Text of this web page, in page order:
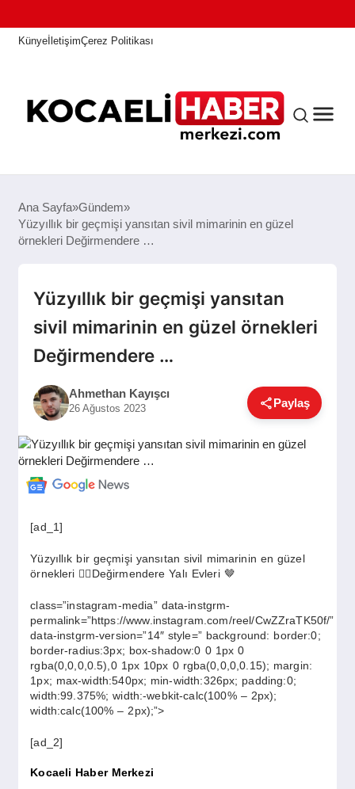
KünyeİletişimÇerez Politikası
ANASAYFA
EĞITIM
DÜNYA
SAĞLIK
SPOR
YAŞAM
Ana Sayfa Gündem
Yüzyıllık bir geçmişi yansıtan sivil mimarinin en güzel
örnekleri Değirmendere …
Yüzyıllık bir geçmişi yansıtan
sivil mimarinin en güzel örnekleri
Değirmendere …
Ahmethan Kayışcı
26 Ağustos 2023 Paylaş
[ad_1]
Yüzyıllık bir geçmişi yansıtan sivil mimarinin en güzel
örnekleri 👉🏻Değirmendere Yalı Evleri 🤎
class=”instagram-media” data-instgrm-
permalink=”https://www.instagram.com/reel/CwZZraTK50f/”
data-instgrm-version=”14″ style=” background: border:0;
border-radius:3px; box-shadow:0 0 1px 0
rgba(0,0,0,0.5),0 1px 10px 0 rgba(0,0,0,0.15); margin:
1px; max-width:540px; min-width:326px; padding:0;
width:99.375%; width:-webkit-calc(100% – 2px);
width:calc(100% – 2px);”>
[ad_2]
Kocaeli Haber Merkezi